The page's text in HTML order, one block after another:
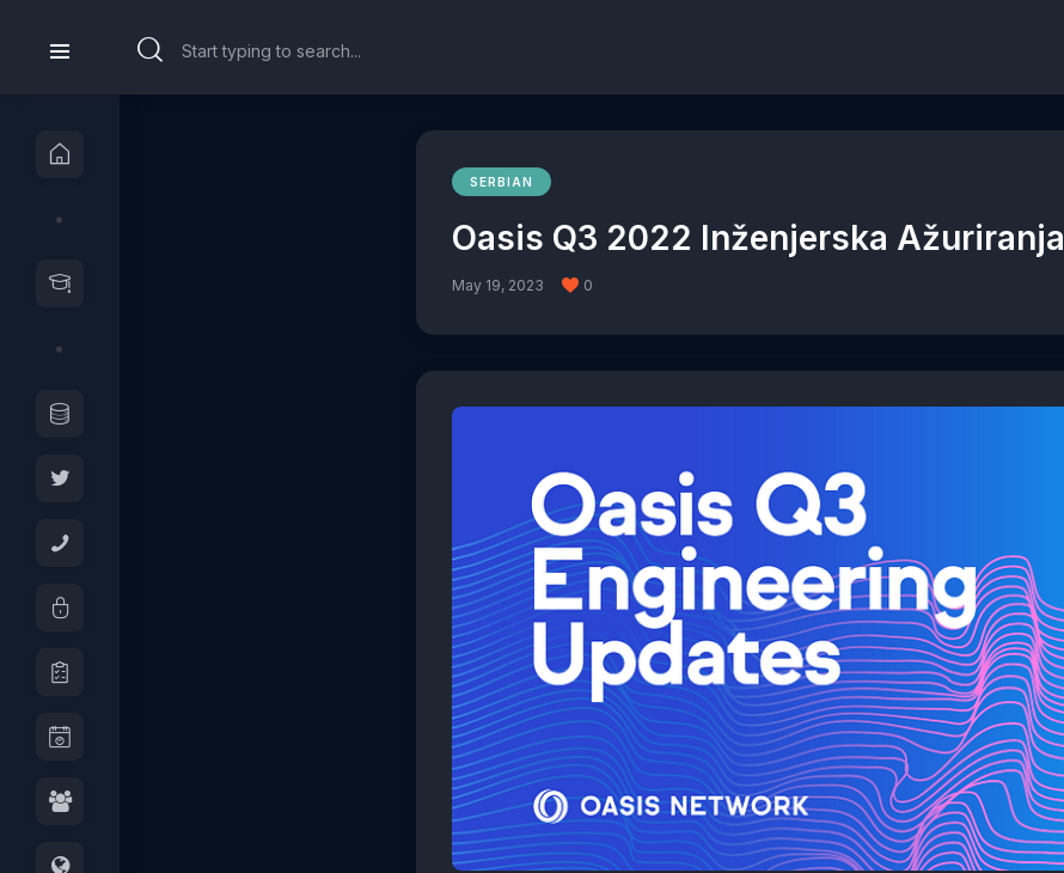
SERBIAN
Oasis Q3 2022 Inženjerska Ažuriranja
May 19, 2023 0